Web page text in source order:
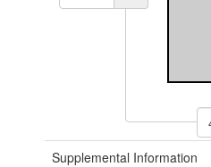
Supplemental Information